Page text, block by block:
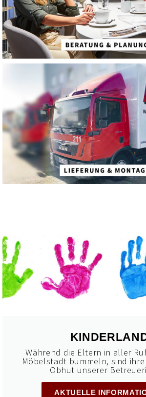
Während die Eltern in aller
Möbelstadt bummeln, sind
Obhut unserer
AKTUELLE